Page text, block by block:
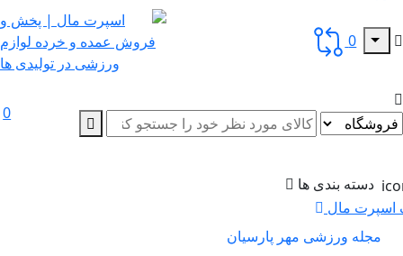
0
دسته بندی ها
مال
مجله ورزشی مهر پارسیان